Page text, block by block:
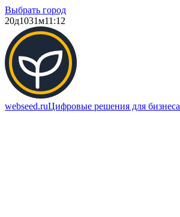
Выбрать город
20д1031м11:12
webseed.ruЦифровые решения для бизнеса